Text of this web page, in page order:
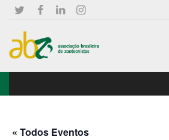
« Todos Eventos